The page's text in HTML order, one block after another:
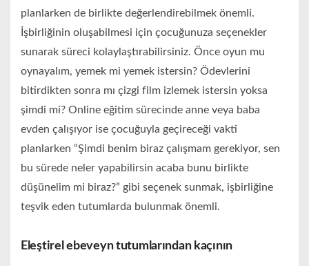
planlarken de birlikte değerlendirebilmek önemli.
İşbirliğinin oluşabilmesi için çocuğunuza seçenekler
sunarak süreci kolaylaştırabilirsiniz. Önce oyun mu
oynayalım, yemek mi yemek istersin? Ödevlerini
bitirdikten sonra mı çizgi film izlemek istersin yoksa
şimdi mi? Online eğitim sürecinde anne veya baba
evden çalışıyor ise çocuğuyla geçireceği vakti
planlarken “Şimdi benim biraz çalışmam gerekiyor, sen
bu sürede neler yapabilirsin acaba bunu birlikte
düşünelim mi biraz?” gibi seçenek sunmak, işbirliğine
teşvik eden tutumlarda bulunmak önemli.
Eleştirel ebeveyn tutumlarından kaçının